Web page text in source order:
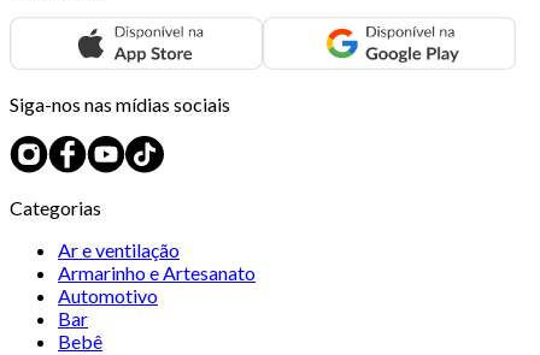
Siga-nos nas mídias sociais
Categorias
Ar e ventilação
Armarinho e Artesanato
Automotivo
Bar
Bebê